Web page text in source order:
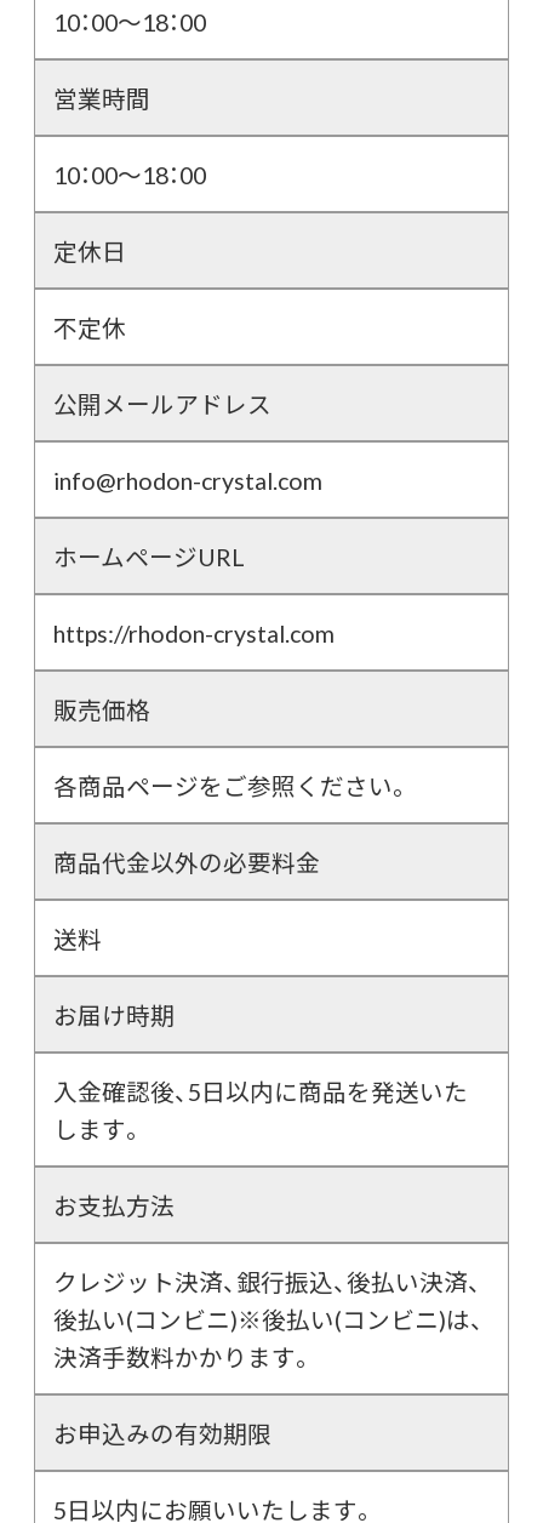
10：00〜18：00
営業時間
10：00〜18：00
定休日
不定休
公開メールアドレス
info@rhodon-crystal.com
ホームページURL
https://rhodon-crystal.com
販売価格
各商品ページをご参照ください。
商品代金以外の必要料金
送料
お届け時期
入金確認後、5日以内に商品を発送いた
します。
お支払方法
クレジット決済、銀行振込、後払い決済、
後払い(コンビニ)※後払い(コンビニ)は、
決済手数料かかります。
お申込みの有効期限
5日以内にお願いいたします。